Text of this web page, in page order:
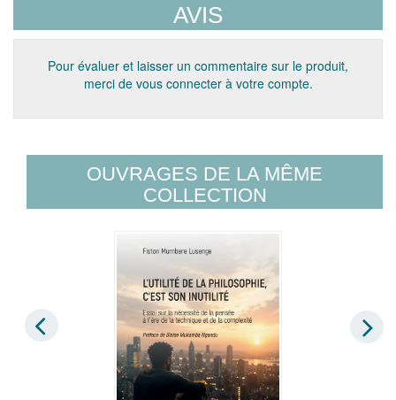
AVIS
Pour évaluer et laisser un commentaire sur le produit,
merci de vous connecter à votre compte.
OUVRAGES DE LA MÊME
COLLECTION